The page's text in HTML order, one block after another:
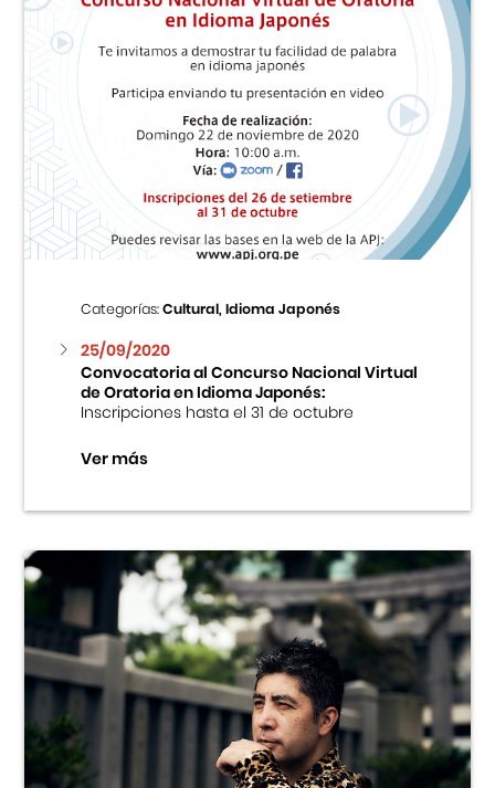
Categorías:Cultural, Idioma Japonés
25/09/2020
Convocatoria al Concurso Nacional Virtual
de Oratoria en Idioma Japonés:
Inscripciones hasta el 31 de octubre
Ver más